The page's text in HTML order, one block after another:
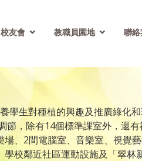
校友會 教職員園地 聯
學生對種植的興趣及推廣綠化
節，除有14個標準課室外，還
、2間電腦室、音樂室、視覺
校鄰近社區運動設施及「翠林